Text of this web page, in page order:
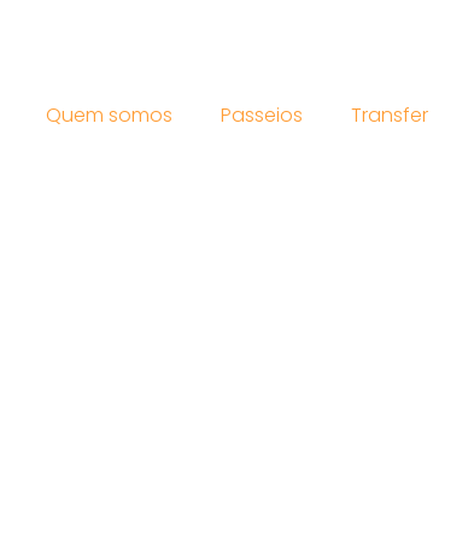
Quem somos Passeios Transfer